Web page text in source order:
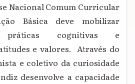
Nacional Comum Curricular
Básica deve mobilizar
práticas cognitivas e
e valores. Através do
e coletivo da curiosidade
desenvolve a capacidade